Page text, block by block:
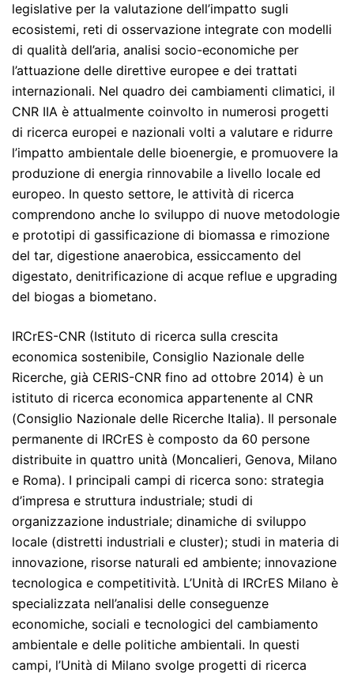
legislative per la valutazione dell’impatto sugli
ecosistemi, reti di osservazione integrate con modelli
di qualità dell’aria, analisi socio-economiche per
l’attuazione delle direttive europee e dei trattati
internazionali. Nel quadro dei cambiamenti climatici, il
CNR IIA è attualmente coinvolto in numerosi progetti
di ricerca europei e nazionali volti a valutare e ridurre
l’impatto ambientale delle bioenergie, e promuovere la
produzione di energia rinnovabile a livello locale ed
europeo. In questo settore, le attività di ricerca
comprendono anche lo sviluppo di nuove metodologie
e prototipi di gassificazione di biomassa e rimozione
del tar, digestione anaerobica, essiccamento del
digestato, denitrificazione di acque reflue e upgrading
del biogas a biometano.
IRCrES-CNR (Istituto di ricerca sulla crescita
economica sostenibile, Consiglio Nazionale delle
Ricerche, già CERIS-CNR fino ad ottobre 2014) è un
istituto di ricerca economica appartenente al CNR
(Consiglio Nazionale delle Ricerche Italia). Il personale
permanente di IRCrES è composto da 60 persone
distribuite in quattro unità (Moncalieri, Genova, Milano
e Roma). I principali campi di ricerca sono: strategia
d’impresa e struttura industriale; studi di
organizzazione industriale; dinamiche di sviluppo
locale (distretti industriali e cluster); studi in materia di
innovazione, risorse naturali ed ambiente; innovazione
tecnologica e competitività. L’Unità di IRCrES Milano è
specializzata nell’analisi delle conseguenze
economiche, sociali e tecnologici del cambiamento
ambientale e delle politiche ambientali. In questi
campi, l’Unità di Milano svolge progetti di ricerca